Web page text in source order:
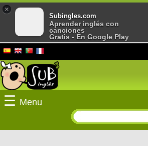
☰ Menu
×
Subingles.com
Aprender inglés con
canciones
Gratis - En Google Play